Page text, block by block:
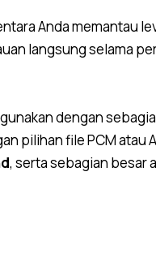
Anda memantau
langsung selama
dengan
pilihan file PCM atau
, serta sebagian besar